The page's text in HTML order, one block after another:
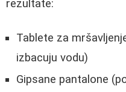
rezultate:
Tablete za
izbacuju vodu)
Gipsane pantalone